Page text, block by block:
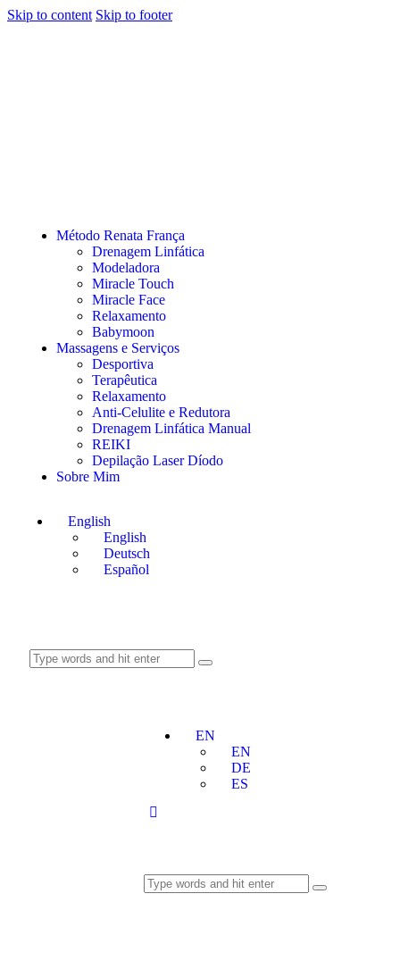
Skip to content Skip to footer
Método Renata França
Drenagem Linfática
Modeladora
Miracle Touch
Miracle Face
Relaxamento
Babymoon
Massagens e Serviços
Desportiva
Terapêutica
Relaxamento
Anti-Celulite e Redutora
Drenagem Linfática Manual
REIKI
Depilação Laser Díodo
Sobre Mim
English
English
Deutsch
Español
EN
EN
DE
ES